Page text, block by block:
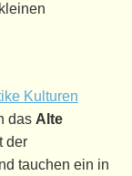
Kulturen
das Alte
der
tauchen ein in